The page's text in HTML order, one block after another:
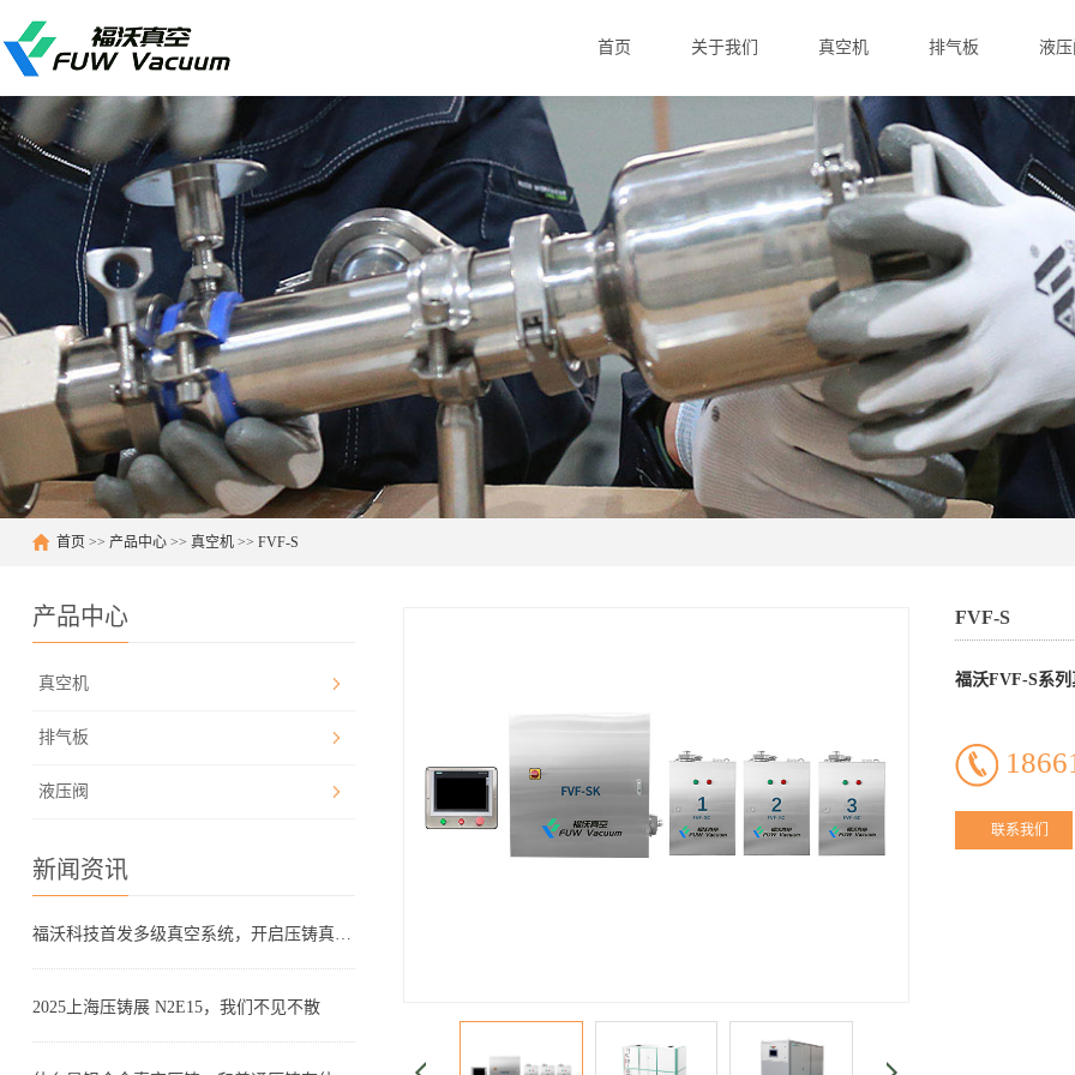
首页 关于我们 真空机 排气板 液压
首页 >> 产品中心>> 真空机>> FVF-S
产品中心
真空机
排气板
液压阀
新闻资讯
福沃科技首发多级真空系统，开启压铸真空新时代
2025上海压铸展 N2E15，我们不见不散
FVF-S
福沃FVF-S系列
联系我们